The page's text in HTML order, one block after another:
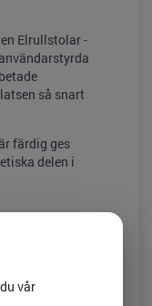
Elrullstolar -
så snart
färdig ges
delen i
vår